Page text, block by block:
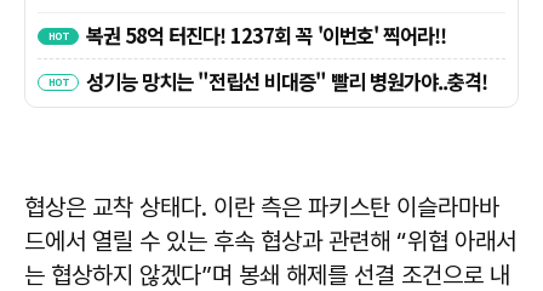
협상은 교착 상태다. 이란 측은 파키스탄 이슬라마바
드에서 열릴 수 있는 후속 협상과 관련해 “위협 아래서
는 협상하지 않겠다”며 봉쇄 해제를 선결 조건으로 내